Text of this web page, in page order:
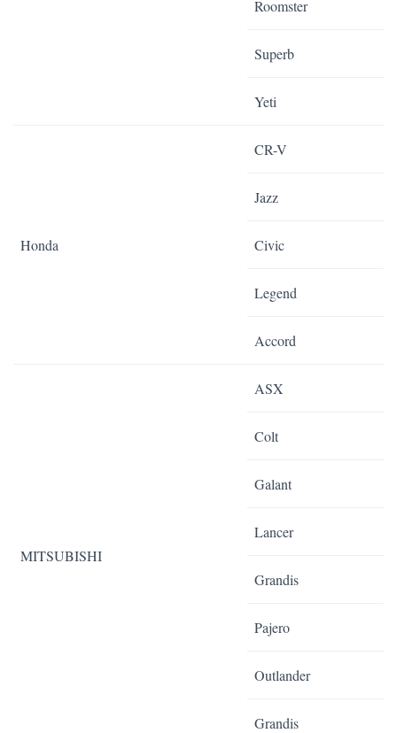
Roomster
Superb
Yeti
Honda
CR-V
Jazz
Civic
Legend
Accord
MITSUBISHI
ASX
Colt
Galant
Lancer
Grandis
Pajero
Outlander
Grandis